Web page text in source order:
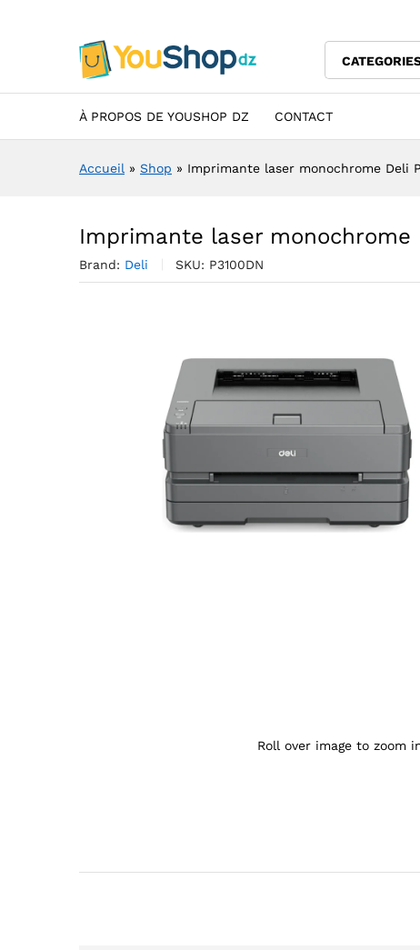
À PROPOS DE YOUSHOP DZ CONTACT
Accueil » Shop » Imprimante laser monochrome Deli
Imprimante laser monochrome
Brand: Deli SKU: P3100DN
Agrandir l’image : Imprimante laser
Roll over image to zoom